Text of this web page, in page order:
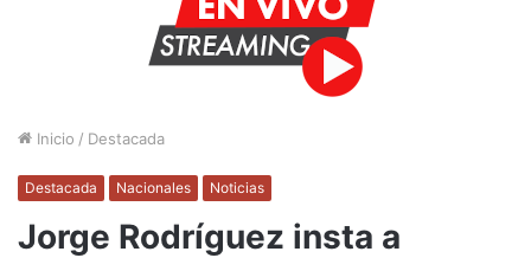
Inicio / Destacada
Destacada Nacionales Noticias
Jorge Rodríguez insta a